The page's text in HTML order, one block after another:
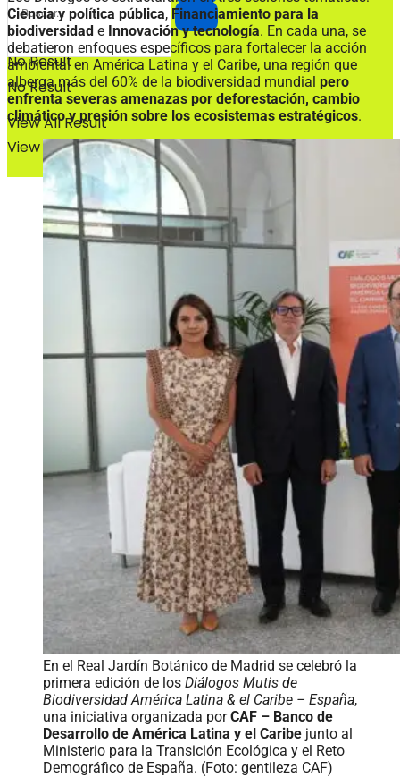
No Result
View All Result
No Result
View All Result
Ciencia y política pública, Financiamiento para la
biodiversidad e Innovación y tecnología. En cada una, se
debatieron enfoques específicos para fortalecer la acción
ambiental en América Latina y el Caribe, una región que
alberga más del 60% de la biodiversidad mundial pero
enfrenta severas amenazas por deforestación, cambio
climático y presión sobre los ecosistemas estratégicos.
En el Real Jardín Botánico de Madrid se celebró la
primera edición de los Diálogos Mutis de
Biodiversidad América Latina & el Caribe – España,
una iniciativa organizada porCAF – Banco de
Desarrollo de América Latina y el Caribe junto al
Ministerio para la Transición Ecológica y el Reto
Demográfico de España. (Foto: gentileza CAF)